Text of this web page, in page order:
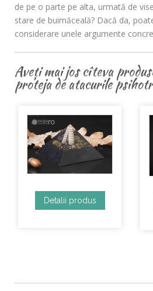
de pe o parte pe alta, urmată de
stare de buimăceală? Dacă da,
considerare unele argumente
Aveți mai jos cîteva
proteja de atacurile
Detalii produs